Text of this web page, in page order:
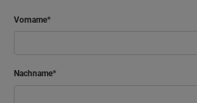
Vorname
Nachname